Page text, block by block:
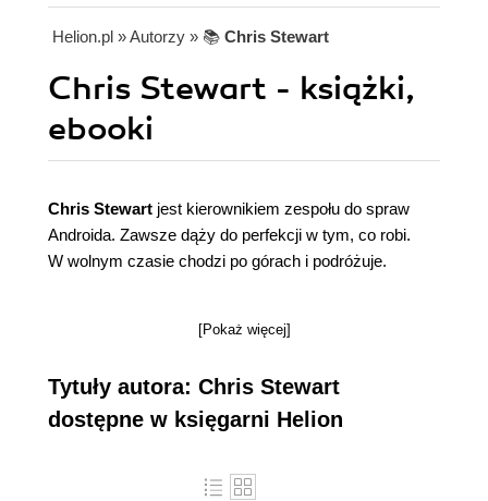
Helion.pl » Autorzy » 📚 Chris Stewart
Chris Stewart - książki,
ebooki
Chris Stewart jest kierownikiem zespołu do spraw
Androida. Zawsze dąży do perfekcji w tym, co robi.
W wolnym czasie chodzi po górach i podróżuje.
[Pokaż więcej]
Tytuły autora: Chris Stewart
dostępne w księgarni Helion